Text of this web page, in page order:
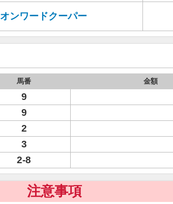
オンワードクーパー
馬番 金額
9
9
2
3
2-8
注意事項